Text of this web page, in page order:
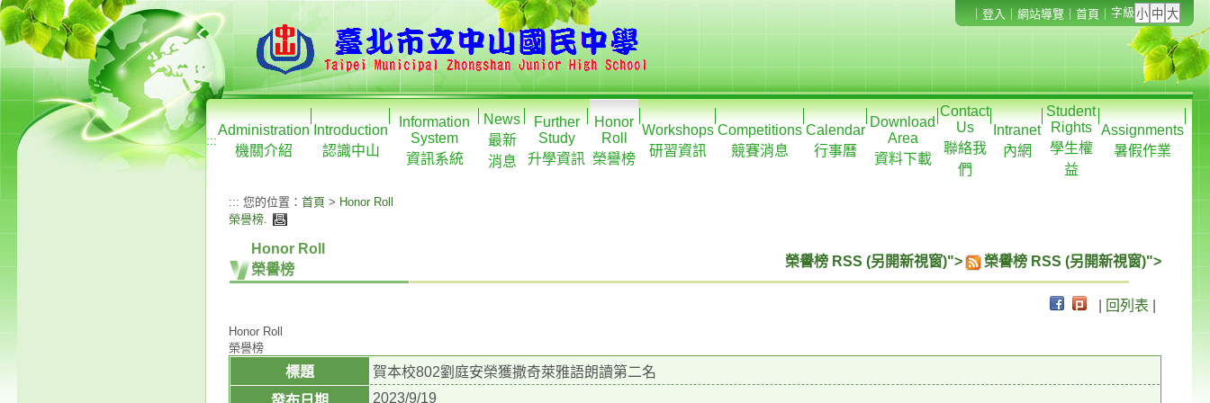
登入 網站導覽 首頁 字級
:::
Administration
機關介紹
Introduction
認識中山
Information
System
資訊系統
News
最新
消息
Further
Study
升學資訊
Honor
Roll
榮譽榜
Workshops
研習資訊
Competitions
競賽消息
Calendar
行事曆
Download
Area
資料下載
Contact
Us
聯絡我
們
Intranet
內網
Student
Rights
學生權
益
Assignments
暑假作業
::: 您的位置： 首頁 > Honor Roll
榮譽榜.
Honor Roll
榮譽榜
榮譽榜 RSS (另開新視窗)"> 榮譽榜 RSS (另開新視窗)">
回列表
Honor Roll
榮譽榜
標題
賀本校802劉庭安榮獲撒奇萊雅語朗讀第二名
2023/9/19